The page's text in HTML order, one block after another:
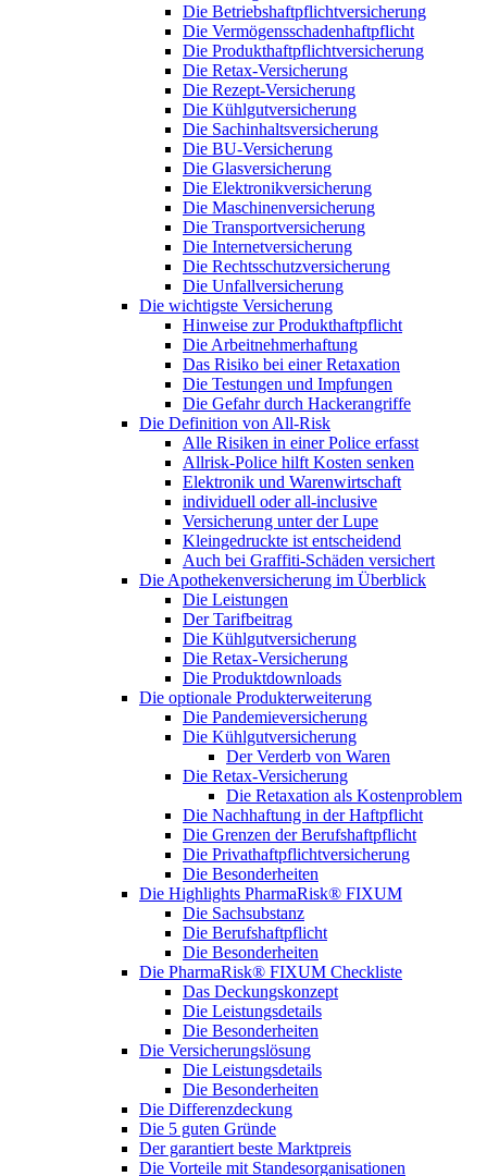
Die Betriebshaftpflichtversicherung
Die Vermögensschadenhaftpflicht
Die Produkthaftpflichtversicherung
Die Retax-Versicherung
Die Rezept-Versicherung
Die Kühlgutversicherung
Die Sachinhaltsversicherung
Die BU-Versicherung
Die Glasversicherung
Die Elektronikversicherung
Die Maschinenversicherung
Die Transportversicherung
Die Internetversicherung
Die Rechtsschutzversicherung
Die Unfallversicherung
Die wichtigste Versicherung
Hinweise zur Produkthaftpflicht
Die Arbeitnehmerhaftung
Das Risiko bei einer Retaxation
Die Testungen und Impfungen
Die Gefahr durch Hackerangriffe
Die Definition von All-Risk
Alle Risiken in einer Police erfasst
Allrisk-Police hilft Kosten senken
Elektronik und Warenwirtschaft
individuell oder all-inclusive
Versicherung unter der Lupe
Kleingedruckte ist entscheidend
Auch bei Graffiti-Schäden versichert
Die Apothekenversicherung im Überblick
Die Leistungen
Der Tarifbeitrag
Die Kühlgutversicherung
Die Retax-Versicherung
Die Produktdownloads
Die optionale Produkterweiterung
Die Pandemieversicherung
Die Kühlgutversicherung
Der Verderb von Waren
Die Retax-Versicherung
Die Retaxation als Kostenproblem
Die Nachhaftung in der Haftpflicht
Die Grenzen der Berufshaftpflicht
Die Privathaftpflichtversicherung
Die Besonderheiten
Die Highlights PharmaRisk® FIXUM
Die Sachsubstanz
Die Berufshaftpflicht
Die Besonderheiten
Die PharmaRisk® FIXUM Checkliste
Das Deckungskonzept
Die Leistungsdetails
Die Besonderheiten
Die Versicherungslösung
Die Leistungsdetails
Die Besonderheiten
Die Differenzdeckung
Die 5 guten Gründe
Der garantiert beste Marktpreis
Die Vorteile mit Standesorganisationen